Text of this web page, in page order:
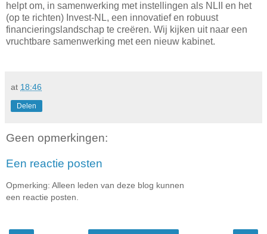
helpt om, in samenwerking met instellingen als NLII en het
(op te richten) Invest-NL, een innovatief en robuust
financieringslandschap te creëren. Wij kijken uit naar een
vruchtbare samenwerking met een nieuw kabinet.
at 18:46
Delen
Geen opmerkingen:
Een reactie posten
Opmerking: Alleen leden van deze blog kunnen
een reactie posten.